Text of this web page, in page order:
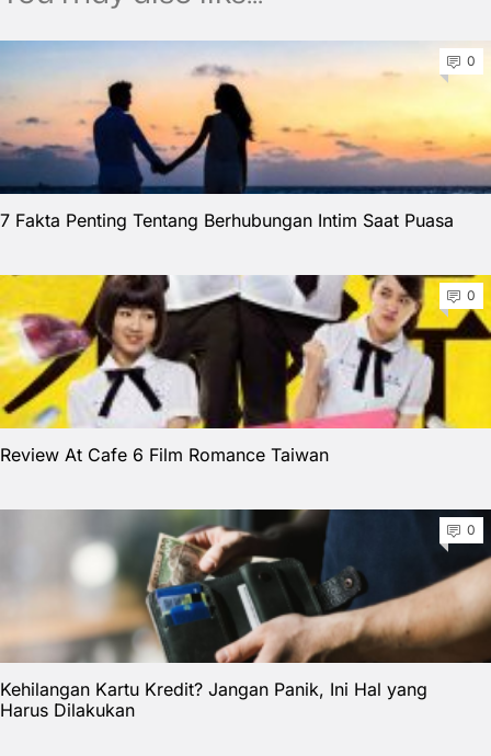
0
7 Fakta Penting Tentang Berhubungan Intim Saat Puasa
0
Review At Cafe 6 Film Romance Taiwan
0
Kehilangan Kartu Kredit? Jangan Panik, Ini Hal yang
Harus Dilakukan